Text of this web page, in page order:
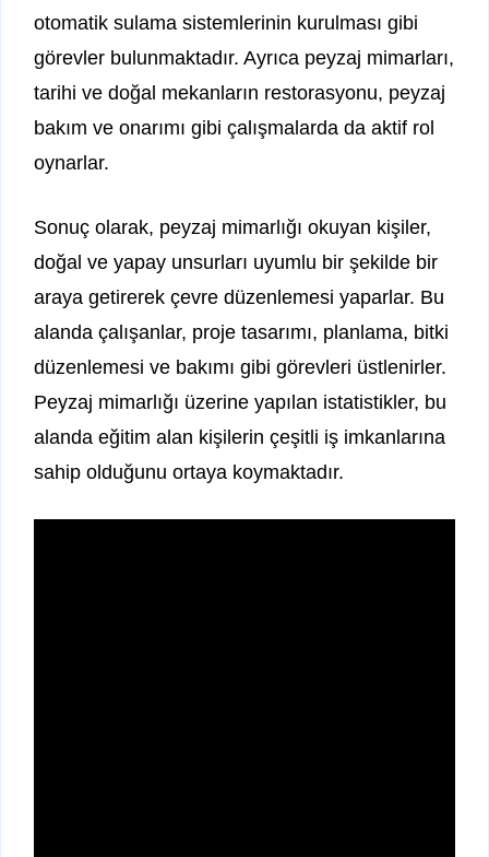
otomatik sulama sistemlerinin kurulması gibi
görevler bulunmaktadır. Ayrıca peyzaj mimarları,
tarihi ve doğal mekanların restorasyonu, peyzaj
bakım ve onarımı gibi çalışmalarda da aktif rol
oynarlar.
Sonuç olarak, peyzaj mimarlığı okuyan kişiler,
doğal ve yapay unsurları uyumlu bir şekilde bir
araya getirerek çevre düzenlemesi yaparlar. Bu
alanda çalışanlar, proje tasarımı, planlama, bitki
düzenlemesi ve bakımı gibi görevleri üstlenirler.
Peyzaj mimarlığı üzerine yapılan istatistikler, bu
alanda eğitim alan kişilerin çeşitli iş imkanlarına
sahip olduğunu ortaya koymaktadır.